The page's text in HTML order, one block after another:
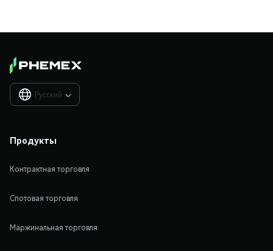
Русский 
Продукты
Контрактная торговля
Спотовая торговля
Маржинальная торговля